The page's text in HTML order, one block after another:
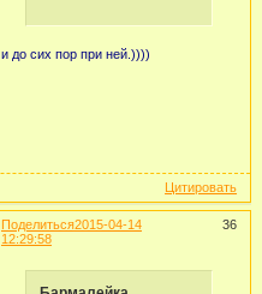
и до сих пор при ней.))))
Цитировать
Поделиться 36
2015-04-14
12:29:58